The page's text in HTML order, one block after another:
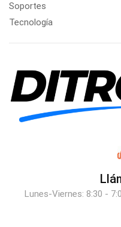
Soportes
Tecnología
Lunes-Viernes: 8:30 -